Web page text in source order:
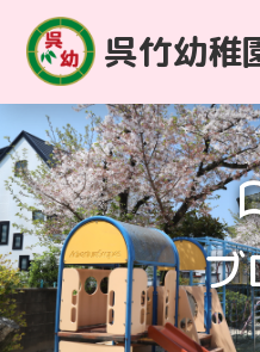
呉竹幼稚
ブ